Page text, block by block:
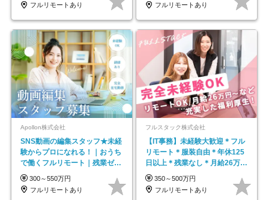
フルリモートあり フルリモートあり
Apollon株式会社
SNS動画の編集スタッフ★未経
験からプロになれる！｜おうち
で働くフルリモート｜残業ゼロ
で18時退勤◎
300～550万円
フルリモートあり
フルスタック株式会社
【IT事務】未経験大歓迎＊フル
リモート＊服装自由＊年休125
日以上＊残業なし＊月給26万円
以上
350～500万円
フルリモートあり